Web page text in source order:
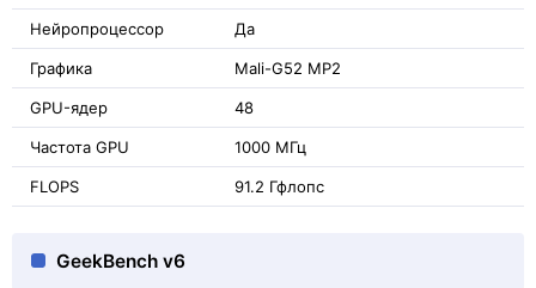
Нейропроцессор Да
Графика Mali-G52 MP2
GPU-ядер 48
Частота GPU 1000 МГц
FLOPS 91.2 Гфлопс
GeekBench v6